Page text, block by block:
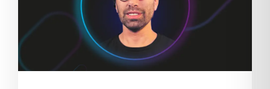
CHATGPT
CIBERSEGURANÇA
CLIQUES INVÁLIDOS